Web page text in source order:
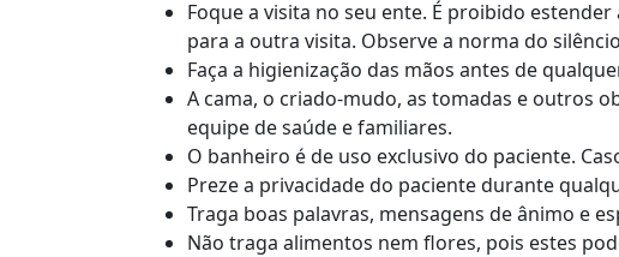
Foque a visita no seu ente. É proibido
para a outra visita. Observe a norma do
Faça a higienização das mãos antes de
A cama, o criado-mudo, as tomadas e outros
equipe de saúde e familiares.
O banheiro é de uso exclusivo do paciente.
Preze a privacidade do paciente durante
Traga boas palavras, mensagens de ânimo e
Não traga alimentos nem flores, pois estes